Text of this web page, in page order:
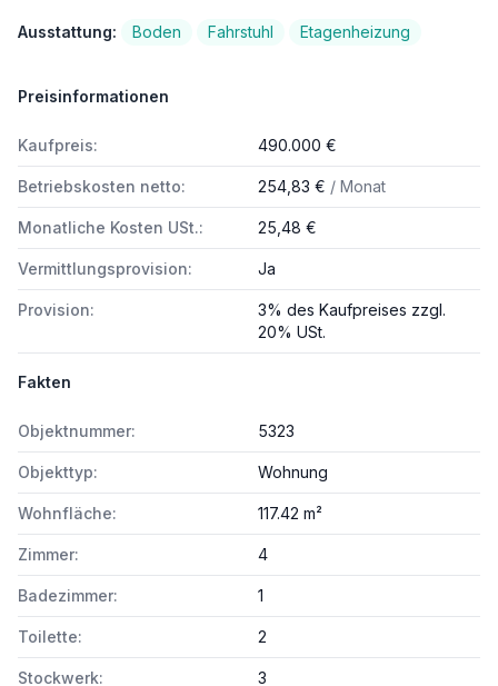
Ausstattung: Boden Fahrstuhl Etagenheizung
Preisinformationen
Kaufpreis: 490.000 €
Betriebskosten netto: 254,83 € / Monat
Monatliche Kosten USt.: 25,48 €
Vermittlungsprovision: Ja
Provision:
3% des Kaufpreises zzgl.
20% USt.
Fakten
Objektnummer: 5323
Objekttyp: Wohnung
Wohnfläche: 117.42 m²
Zimmer: 4
Badezimmer: 1
Toilette: 2
Stockwerk: 3